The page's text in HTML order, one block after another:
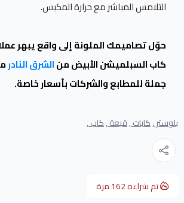
التلامس المباشر مع حرارة المكبس.
حوّل تصاميمك الملونة إلى واقع يبهر
كاب السبلميشن الأبيض منالشرق النادر
جملة للمطابع والشركات بأسعار خاصة.
بلوستر ,كابات ,قبعة ,كاب ,
تم شراءه162مرة